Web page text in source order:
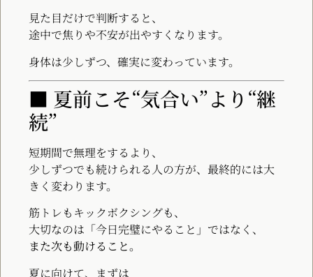
見た目だけで判断すると、
途中で焦りや不安が出やすくなります。
身体は少しずつ、確実に変わっています。
■ 夏前こそ“気合い”より“継
続”
短期間で無理をするより、
少しずつでも続けられる人の方が、最終的には大
きく変わります。
筋トレもキックボクシングも、
大切なのは「今日完璧にやること」ではなく、
また次も動けること。
夏に向けて、まずは